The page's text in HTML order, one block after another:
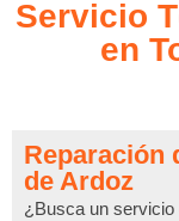
Servicio
en
Reparación
de Ardoz
¿Busca un servicio